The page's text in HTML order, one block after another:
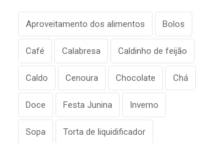
Aproveitamento dos alimentos Bolos
Café Calabresa Caldinho de feijão
Caldo Cenoura Chocolate Chá
Doce Festa Junina Inverno
Sopa Torta de liquidificador